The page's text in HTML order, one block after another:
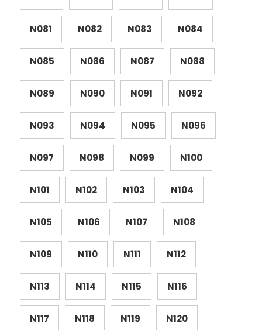
N081 N082 N083 N084
N085 N086 N087 N088
N089 N090 N091 N092
N093 N094 N095 N096
N097 N098 N099 N100
N101 N102 N103 N104
N105 N106 N107 N108
N109 N110 N111 N112
N113 N114 N115 N116
N117 N118 N119 N120